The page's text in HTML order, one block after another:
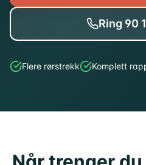
Ring 90
Flere rørstrekk Komplett